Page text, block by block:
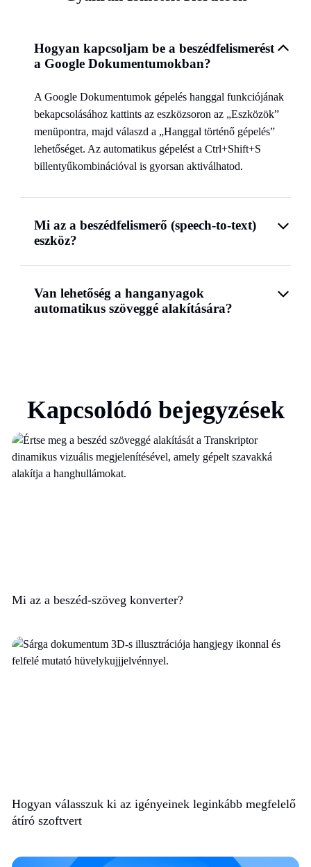
Hogyan kapcsoljam be a beszédfelismerést
a Google Dokumentumokban?
A Google Dokumentumok gépelés hanggal funkciójának
bekapcsolásához kattints az eszközsoron az „Eszközök”
menüpontra, majd válaszd a „Hanggal történő gépelés”
lehetőséget. Az automatikus gépelést a Ctrl+Shift+S
billentyűkombinációval is gyorsan aktiválhatod.
Mi az a beszédfelismerő (speech-to-text)
eszköz?
Van lehetőség a hanganyagok
automatikus szöveggé alakítására?
Kapcsolódó bejegyzések
Mi az a beszéd-szöveg konverter?
Hogyan válasszuk ki az igényeinek leginkább megfelelő
átíró szoftvert